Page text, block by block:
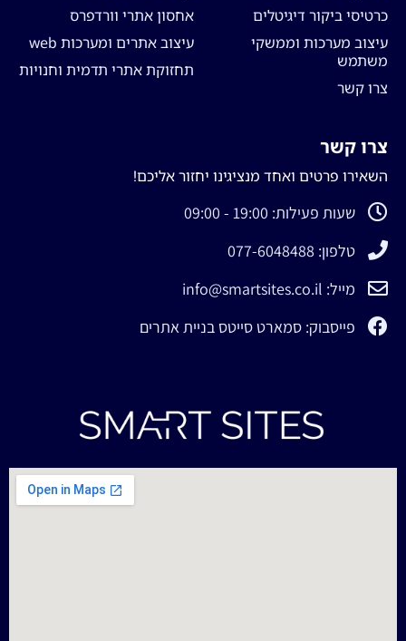
כרטיסי ביקור דיגיטלים
עיצוב מערכות וממשקי
משתמש
צרו קשר
אחסון אתרי וורדפרס
עיצוב אתרים ומערכות web
תחזוקת אתרי תדמית וחנויות
צרו קשר
השאירו פרטים ואחד מנציגינו יחזור אליכם!
שעות פעילות: 19:00 - 09:00
טלפון: 077-6048488
מייל: info@smartsites.co.il
פייסבוק: סמארט סייטס בניית אתרים